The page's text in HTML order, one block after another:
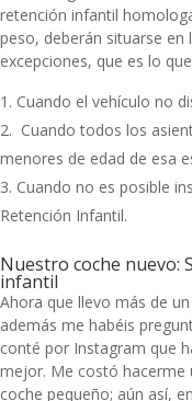
retención infantil
peso, deberán situarse
excepciones, que es lo
Cuando el vehículo no
Cuando todos los
menores de edad de esa
Cuando no es posible
Retención Infantil.
Nuestro coche nuevo:
infantil
Ahora que llevo más de
además me habéis
conté por Instagram que
mejor. Me costó hacerme
coche pequeño; aún así,